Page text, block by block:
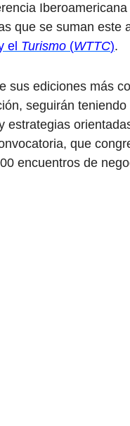
que se suman
el Turismo (WTTC).
sus ediciones más
seguirán
estrategias
que
encuentros de